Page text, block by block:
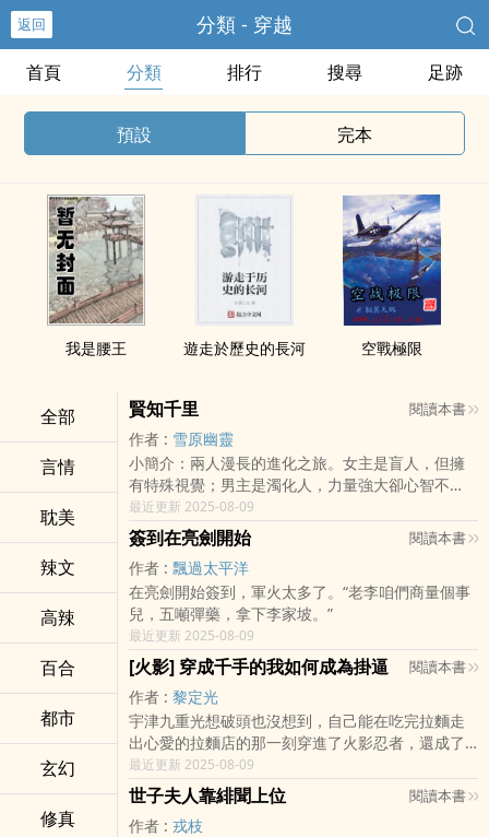
返回 分類 - 穿越
首頁 分類 排行 搜尋 足跡
預設 完本
我是腰王 遊走於歷史的長河 空戰極限
全部
言情
耽美
​辣‎文​
­‎高‌辣‎​
百合
都市
玄幻
修真
賢知千里 閱讀本書
作者 : 雪原幽靈
小簡介：兩人漫長的進化之旅。女主是盲人，但擁
有特殊視覺；男主是濁化人，力量強大卻心智不
全。有忠犬，萌獸，靈器，智鬥，闖關……等各種元
素。（穿越未來，劇情為
最近更新 2025-08-09
簽到在亮劍開始 閱讀本書
作者 : 飄過太平洋
在亮劍開始簽到，軍火太多了。“老李咱們商量個事
兒，五噸彈藥，拿下李家坡。”
最近更新 2025-08-09
[火影] 穿成千手的我如何成為掛逼 閱讀本書
作者 : 黎定光
宇津九重光想破頭也沒想到，自己能在吃完拉麵走
出心愛的拉麵店的那一刻穿進了火影忍者，還成了
一名普通千手——父母分別來自漩渦和千手的經典
配置的那種。 他躺在木葉醫院的嬰兒床裡看了
看為了避開公文特意
最近更新 2025-08-09
世子夫人靠緋聞上位 閱讀本書
作者 : 戎枝